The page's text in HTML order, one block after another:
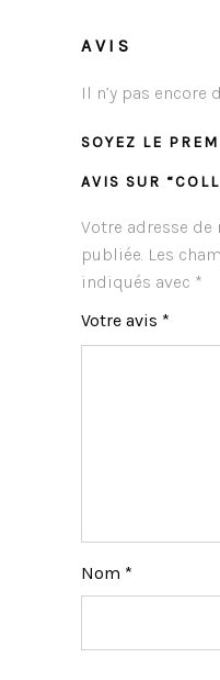
AVIS
Il n’y pas encore
SOYEZ LE
AVIS SUR
Votre adresse de
publiée. Les
indiqués avec *
Votre avis *
Nom *